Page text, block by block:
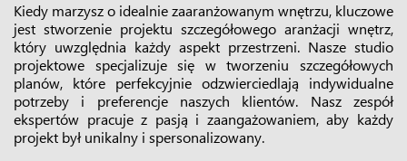
Kiedy marzysz o idealnie zaaranżowanym wnętrzu, kluczowe
jest stworzenie projektu szczegółowego aranżacji wnętrz,
który uwzględnia każdy aspekt przestrzeni. Nasze studio
projektowe specjalizuje się w tworzeniu szczegółowych
planów, które perfekcyjnie odzwierciedlają indywidualne
potrzeby i preferencje naszych klientów. Nasz zespół
ekspertów pracuje z pasją i zaangażowaniem, aby każdy
projekt był unikalny i spersonalizowany.